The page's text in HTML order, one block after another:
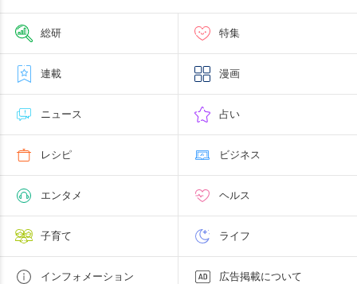
総研 特集
連載 漫画
ニュース 占い
レシピ ビジネス
エンタメ ヘルス
子育て ライフ
インフォメーション 広告掲載について